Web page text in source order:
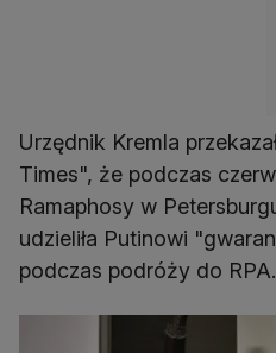
Urzędnik Kremla
Times", że podczas
Ramaphosy w
udzieliła Putinowi
podczas podróży do RPA.